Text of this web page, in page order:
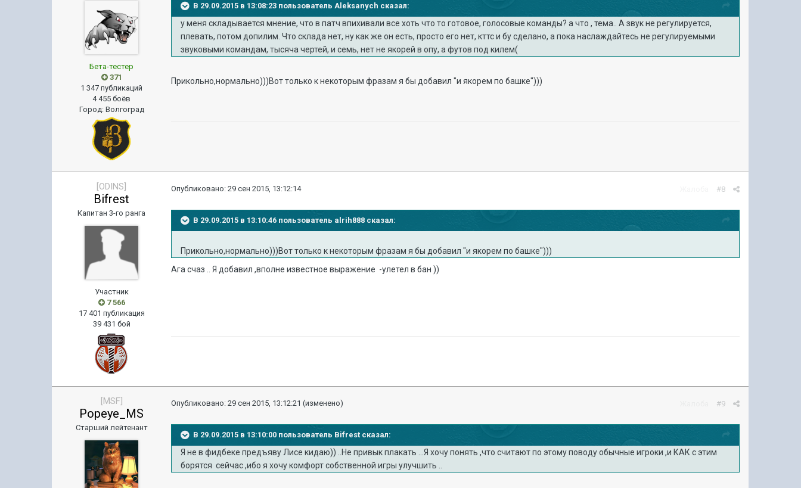
Бета-тестер
371
1 347 публикаций
4 455 боёв
Город: Волгоград
В 29.09.2015 в 13:08:23 пользователь Aleksanych сказал:
у меня складывается мнение, что в патч впихивали все хоть что то готовое, голосовые команды? а что , тема.. А звук не регулируется,
плевать, потом допилим. Что склада нет, ну как же он есть, просто его нет, кттс и бу сделано, а пока наслаждайтесь не регулируемыми
звуковыми командам, тысяча чертей, и семь, нет не якорей в опу, а футов под килем(
Прикольно,нормально)))Вот только к некоторым фразам я бы добавил "и якорем по башке")))
[ODINS]
Bifrest
Капитан 3-го ранга
Участник
7 566
17 401 публикация
39 431 бой
#8
Опубликовано:29 сен 2015, 13:12:14
В 29.09.2015 в 13:10:46 пользователь alrih888 сказал:
Прикольно,нормально)))Вот только к некоторым фразам я бы добавил "и якорем по башке")))
Ага счаз .. Я добавил ,вполне известное выражение -улетел в бан ))
[MSF]
Popeye_MS
Старший лейтенант
#9
Опубликовано:29 сен 2015, 13:12:21 (изменено)
В 29.09.2015 в 13:10:00 пользователь Bifrest сказал:
Я не в фидбеке предъяву Лисе кидаю)) ..Не привык плакать ...Я хочу понять ,что считают по этому поводу обычные игроки ,и КАК с этим
борятся сейчас ,ибо я хочу комфорт собственной игры улучшить ..